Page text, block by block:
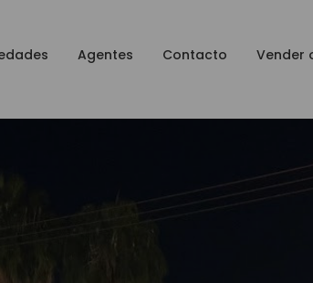
Agentes Contacto Vender